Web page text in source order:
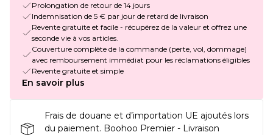
Prolongation de retour de 14 jours
Indemnisation de 5 € par jour de retard de livraison
Revente gratuite et facile - récupérez de la valeur et offrez une
seconde vie à vos articles.
Couverture complète de la commande (perte, vol, dommage)
avec remboursement immédiat pour les réclamations éligibles
Revente gratuite et simple
En savoir plus
Frais de douane et d’importation UE ajoutés lors
du paiement. Boohoo Premier - Livraison